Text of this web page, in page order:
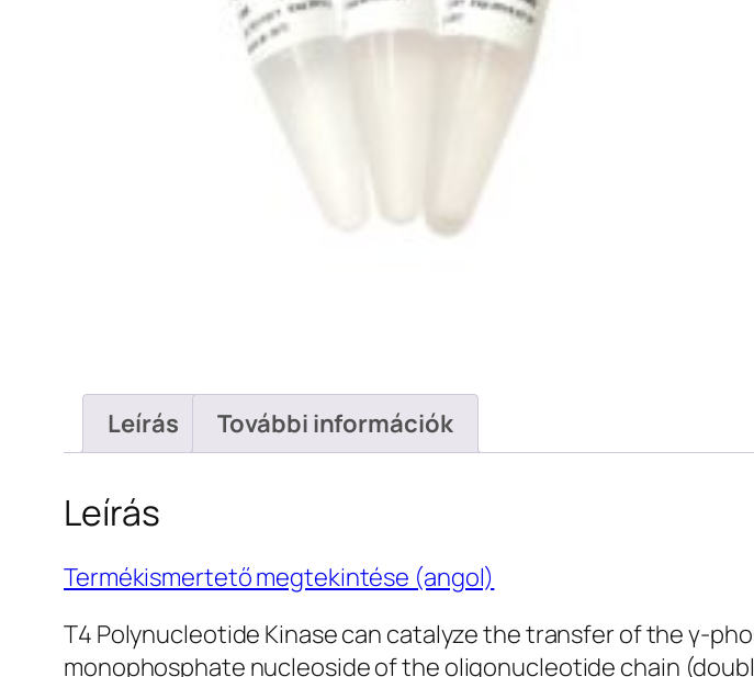
Leírás További információk
Leírás
Termékismertető megtekintése (angol)
T4 Polynucleotide Kinase can catalyze the transfer of the γ-
monophosphate nucleoside of the oligonucleotide chain